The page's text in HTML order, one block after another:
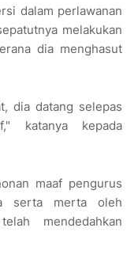
dalam perlawanan
melakukan
dia menghasut
dia datang selepas
katanya kepada
maaf pengurus
serta merta oleh
mendedahkan